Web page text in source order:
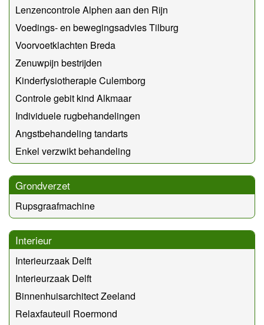
Lenzencontrole Alphen aan den Rijn
Voedings- en bewegingsadvies Tilburg
Voorvoetklachten Breda
Zenuwpijn bestrijden
Kinderfysiotherapie Culemborg
Controle gebit kind Alkmaar
Individuele rugbehandelingen
Angstbehandeling tandarts
Enkel verzwikt behandeling
Grondverzet
Rupsgraafmachine
Interieur
Interieurzaak Delft
Interieurzaak Delft
Binnenhuisarchitect Zeeland
Relaxfauteuil Roermond